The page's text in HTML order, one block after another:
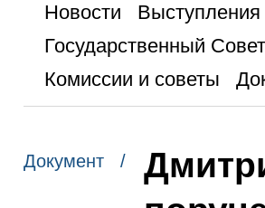
Новости
Государственный Совет
Комиссии и советы
Документ /